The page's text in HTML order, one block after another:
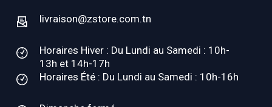
livraison@zstore.com.tn
Horaires Hiver : Du Lundi au Samedi : 10h-
13h et 14h-17h
Horaires Été : Du Lundi au Samedi : 10h-16h